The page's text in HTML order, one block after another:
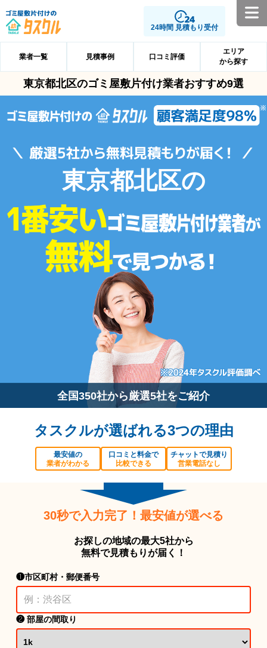
24時間 見積もり受付
業者一覧 見積事例 口コミ評価
エリア
から探す
東京都北区のゴミ屋敷片付け業者おすすめ9選
東京都北区の
全国350社から厳選5社をご紹介
タスクルが選ばれる3つの理由
最安値の
業者がわかる
口コミと料金で
比較できる
チャットで見積り
営業電話なし
30秒で入力完了！最安値が選べる
お探しの地域の最大5社から
無料で見積もりが届く！
❶市区町村・郵便番号
❷ 部屋の間取り